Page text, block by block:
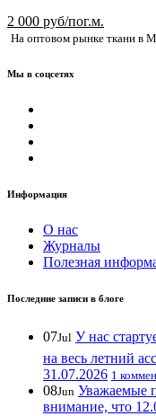
2 000 руб/пог.м.
На оптовом рынке ткани в
Мы в соцсетях
Информация
О нас
Журналы
Полезная
Последние записи в блоге
07Jul У нас
на весь летний
31.07.2026 1
08Jun Уважаемые
внимание, что